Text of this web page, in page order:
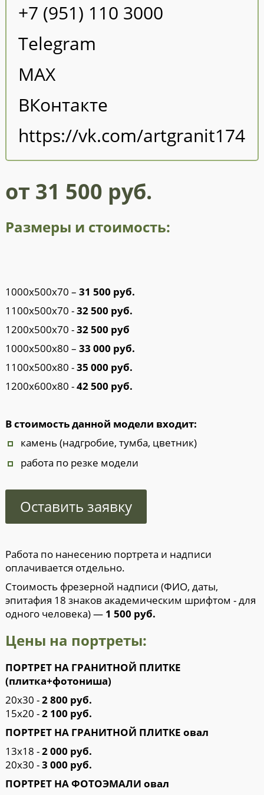
+7 (951) 110 3000
Telegram
MAX
ВКонтакте
https://vk.com/artgranit174
от 31 500 руб.
Размеры и стоимость:
1000х500х70 – 31 500 руб.
1100х500х70 -32 500 руб.
1200х500х70 -32 500 руб
1000х500х80 – 33 000 руб.
1100х500х80 -35 000 руб.
1200х600х80 -42 500 руб.
В стоимость данной модели входит:
камень (надгробие, тумба, цветник)
работа по резке модели
Оставить заявку
Работа по нанесению портрета и надписи
оплачивается отдельно.
Стоимость фрезерной надписи (ФИО, даты,
эпитафия 18 знаков академическим шрифтом - для
одного человека) — 1 500 руб.
Цены на портреты:
ПОРТРЕТ НА ГРАНИТНОЙ ПЛИТКЕ
(плитка+фотониша)
20х30 -2 800 руб.
15х20 -2 100 руб.
ПОРТРЕТ НА ГРАНИТНОЙ ПЛИТКЕ овал
13х18 -2 000 руб.
20х30 -3 000 руб.
ПОРТРЕТ НА ФОТОЭМАЛИ овал